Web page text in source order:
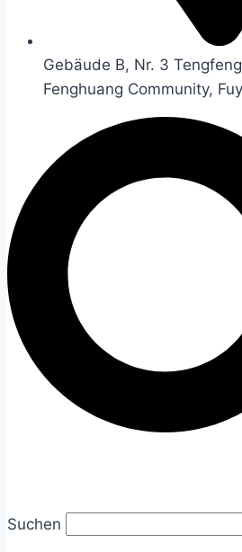
Gebäude B, Nr. 3
Fenghuang Community,
Suchen